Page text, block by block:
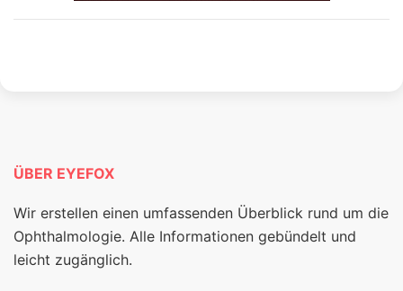
ÜBER EYEFOX
Wir erstellen einen umfassenden Überblick rund um die
Ophthalmologie. Alle Informationen gebündelt und
leicht zugänglich.